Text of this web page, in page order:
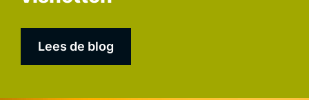
Lees de blog